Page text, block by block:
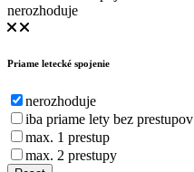
nerozhoduje
Priame letecké spojenie
nerozhoduje
iba priame lety bez prestupov
max. 1 prestup
max. 2 prestupy